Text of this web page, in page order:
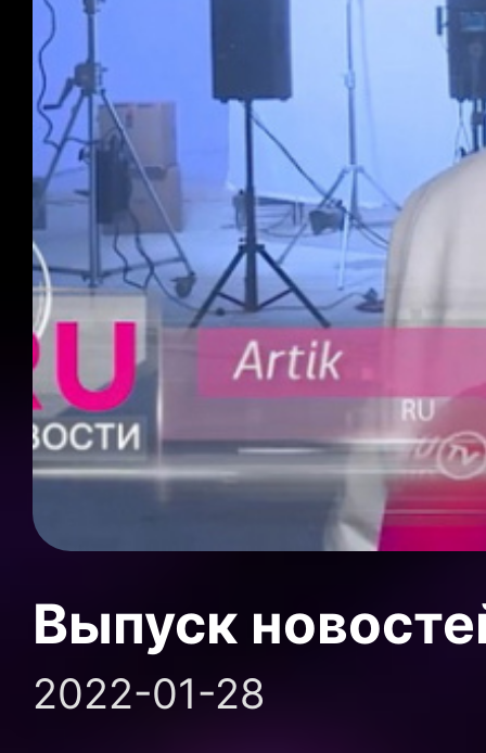
Выпуск
2022-01-28